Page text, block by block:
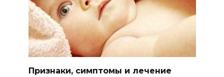
Признаки, симптомы и лечение